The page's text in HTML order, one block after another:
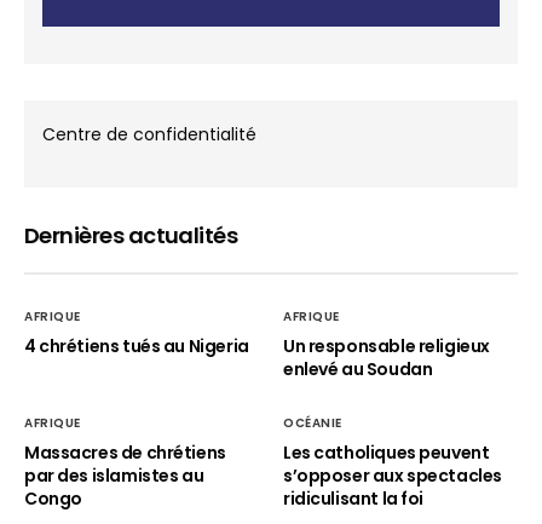
Centre de confidentialité
Dernières actualités
AFRIQUE
4 chrétiens tués au Nigeria
AFRIQUE
Un responsable religieux
enlevé au Soudan
AFRIQUE
Massacres de chrétiens
par des islamistes au
Congo
OCÉANIE
Les catholiques peuvent
s’opposer aux spectacles
ridiculisant la foi